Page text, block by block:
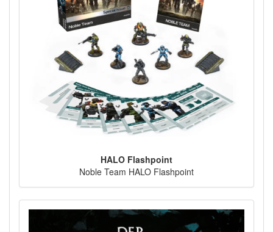
HALO Flashpoint
Noble Team HALO Flashpoint